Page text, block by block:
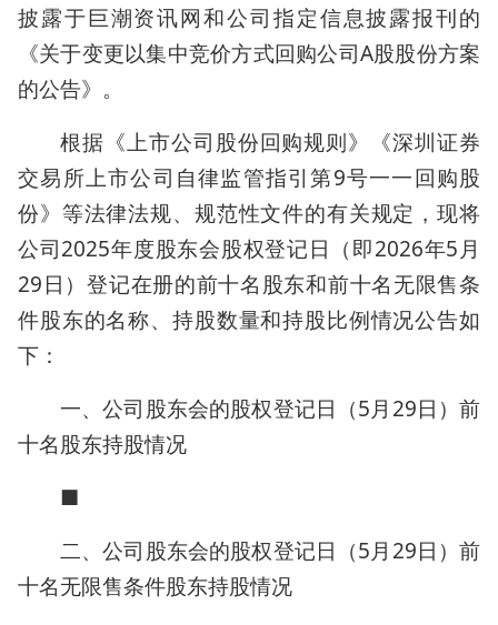
披露于巨潮资讯网和公司指定信息披露报刊的
《关于变更以集中竞价方式回购公司A股股份方案
的公告》。
根据《上市公司股份回购规则》《深圳证券
交易所上市公司自律监管指引第9号一一回购股
份》等法律法规、规范性文件的有关规定，现将
公司2025年度股东会股权登记日（即2026年5月
29日）登记在册的前十名股东和前十名无限售条
件股东的名称、持股数量和持股比例情况公告如
下：
一、公司股东会的股权登记日（5月29日）前
十名股东持股情况
■
二、公司股东会的股权登记日（5月29日）前
十名无限售条件股东持股情况